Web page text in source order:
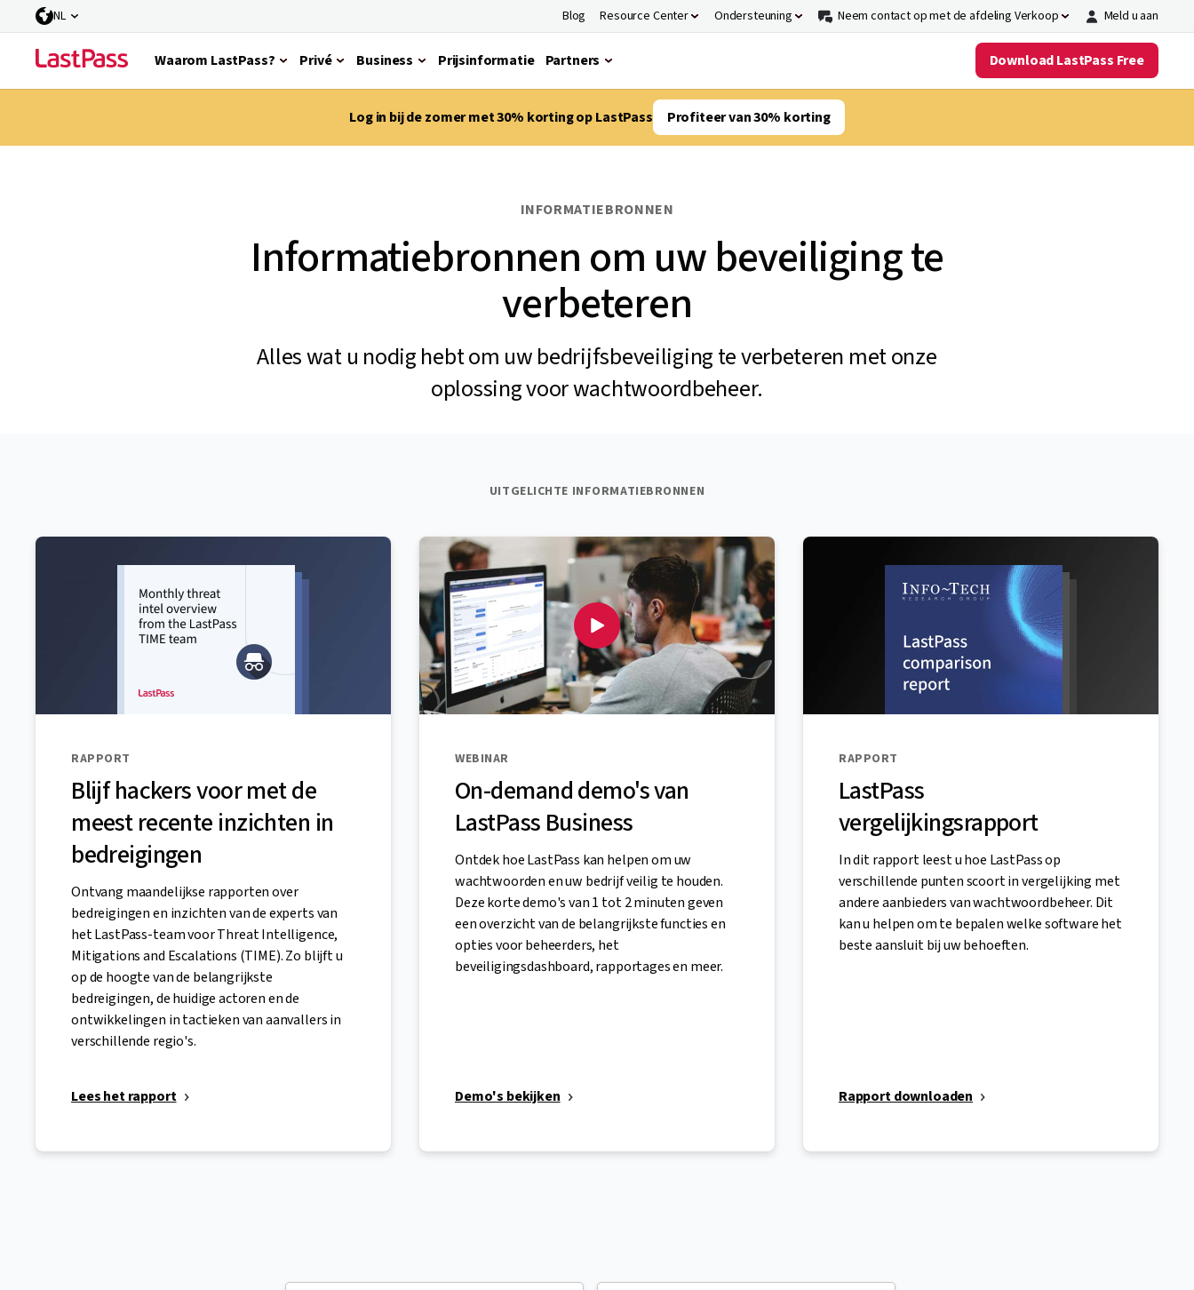
NL Blog Resource Center Ondersteuning Neem contact op met de afdeling Verkoop Meld u aan
Waarom LastPass? Privé Business Prijsinformatie Partners Download LastPass Free
Log in bij de zomer met 30% korting op LastPass Profiteer van 30% korting
INFORMATIEBRONNEN
Informatiebronnen om uw beveiliging te
verbeteren
Alles wat u nodig hebt om uw bedrijfsbeveiliging te verbeteren met onze
oplossing voor wachtwoordbeheer.
UITGELICHTE INFORMATIEBRONNEN
RAPPORT
Blijf hackers voor met de
meest recente inzichten in
bedreigingen
Ontvang maandelijkse rapporten over
bedreigingen en inzichten van de experts van
het LastPass-team voor Threat Intelligence,
Mitigations and Escalations (TIME). Zo blijft u
op de hoogte van de belangrijkste
bedreigingen, de huidige actoren en de
ontwikkelingen in tactieken van aanvallers in
verschillende regio's.
Lees het rapport
WEBINAR
On-demand demo's van
LastPass Business
Ontdek hoe LastPass kan helpen om uw
wachtwoorden en uw bedrijf veilig te houden.
Deze korte demo's van 1 tot 2 minuten geven
een overzicht van de belangrijkste functies en
opties voor beheerders, het
beveiligingsdashboard, rapportages en meer.
Demo's bekijken
RAPPORT
LastPass
vergelijkingsrapport
In dit rapport leest u hoe LastPass op
verschillende punten scoort in vergelijking met
andere aanbieders van wachtwoordbeheer. Dit
kan u helpen om te bepalen welke software het
beste aansluit bij uw behoeften.
Rapport downloaden